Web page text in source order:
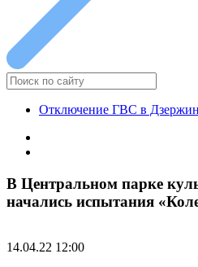
Отключение ГВС в
В Центральном парке
начались испытания
14.04.22 12:00